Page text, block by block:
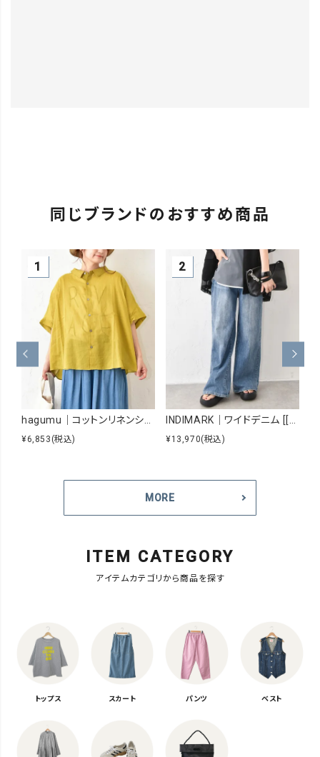
同じブランドのおすすめ商品
hagumu｜コットンリネンシアーシャツ [[hag-229]][C]
¥6,853 (税込)
INDIMARK｜ワイドデニム [[WJ167]][C]
¥13,970(税込)
MORE
ITEM CATEGORY
アイテムカテゴリから商品を探す
トップス スカート パンツ ベスト